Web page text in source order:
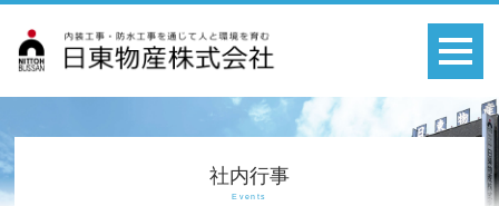
社内行事
Events